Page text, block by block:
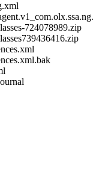
724078989.zip